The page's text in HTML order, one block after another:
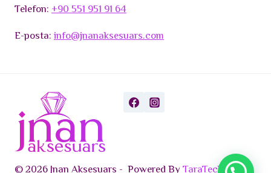
Telefon:+90 551 951 91 64
E-posta:info@jnanaksesuars.com